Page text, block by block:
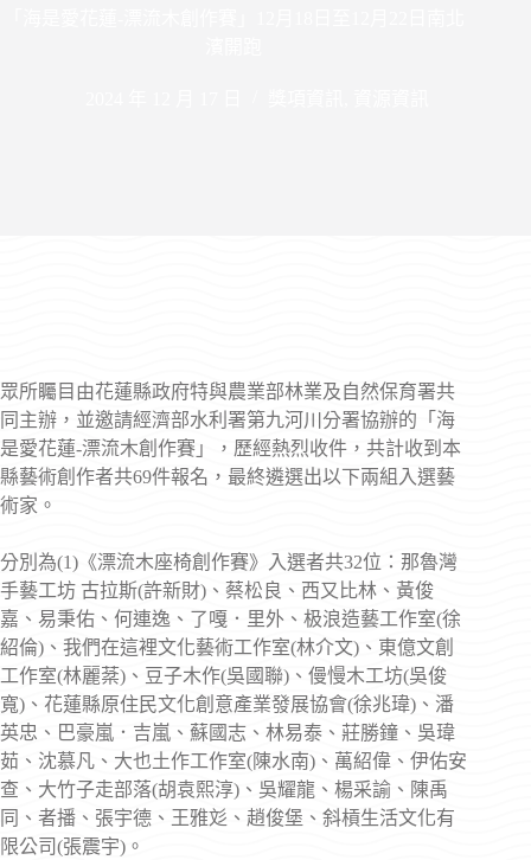
眾所矚目由花蓮縣政府特與農業部林業及自然保育署共
同主辦，並邀請經濟部水利署第九河川分署協辦的「海
是愛花蓮-漂流木創作賽」，歷經熱烈收件，共計收到本
縣藝術創作者共69件報名，最終遴選出以下兩組入選藝
術家。
分別為(1)《漂流木座椅創作賽》入選者共32位：那魯灣
手藝工坊 古拉斯(許新財)、蔡松良、西又比林、黃俊
嘉、易秉佑、何連逸、了嘎．里外、极浪造藝工作室(徐
紹倫)、我們在這裡文化藝術工作室(林介文)、東億文創
工作室(林麗棻)、豆子木作(吳國聯)、僈慢木工坊(吳俊
寬)、花蓮縣原住民文化創意產業發展協會(徐兆瑋)、潘
英忠、巴豪嵐．吉嵐、蘇國志、林易泰、莊勝鐘、吳瑋
茹、沈慕凡、大也土作工作室(陳水南)、萬紹偉、伊佑安
查、大竹子走部落(胡袁熙淳)、吳耀龍、楊采諭、陳禹
同、者播、張宇德、王雅彣、趙俊堡、斜槓生活文化有
限公司(張震宇)。